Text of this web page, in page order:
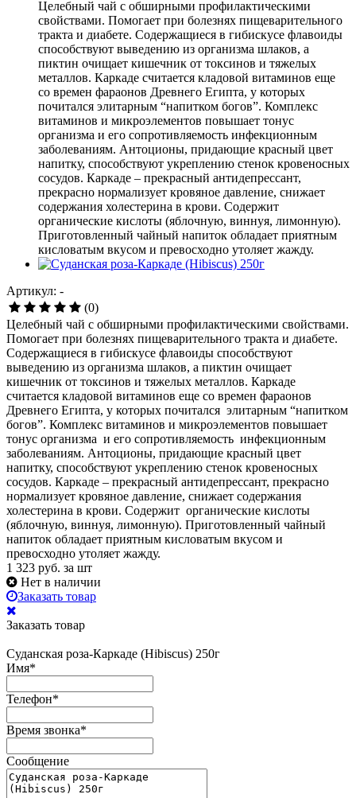
Целебный чай с обширными профилактическими
свойствами. Помогает при болезнях пищеварительного
тракта и диабете. Содержащиеся в гибискусе флавоиды
способствуют выведению из организма шлаков, а
пиктин очищает кишечник от токсинов и тяжелых
металлов. Каркаде считается кладовой витаминов еще
со времен фараонов Древнего Египта, у которых
почитался элитарным “напитком богов”. Комплекс
витаминов и микроэлементов повышает тонус
организма и его сопротивляемость инфекционным
заболеваниям. Антоционы, придающие красный цвет
напитку, способствуют укреплению стенок кровеносных
сосудов. Каркаде – прекрасный антидепрессант,
прекрасно нормализует кровяное давление, снижает
содержания холестерина в крови. Содержит
органические кислоты (яблочную, виннуя, лимонную).
Приготовленный чайный напиток обладает приятным
кисловатым вкусом и превосходно утоляет жажду.
Артикул: -
(0)
Целебный чай с обширными профилактическими свойствами.
Помогает при болезнях пищеварительного тракта и диабете.
Содержащиеся в гибискусе флавоиды способствуют
выведению из организма шлаков, а пиктин очищает
кишечник от токсинов и тяжелых металлов. Каркаде
считается кладовой витаминов еще со времен фараонов
Древнего Египта, у которых почитался элитарным “напитком
богов”. Комплекс витаминов и микроэлементов повышает
тонус организма и его сопротивляемость инфекционным
заболеваниям. Антоционы, придающие красный цвет
напитку, способствуют укреплению стенок кровеносных
сосудов. Каркаде – прекрасный антидепрессант, прекрасно
нормализует кровяное давление, снижает содержания
холестерина в крови. Содержит органические кислоты
(яблочную, виннуя, лимонную). Приготовленный чайный
напиток обладает приятным кисловатым вкусом и
превосходно утоляет жажду.
1 323 руб. за шт
Нет в наличии
Заказать товар
Заказать товар
Cуданская роза-Каркаде (Hibiscus) 250г
Имя*
Телефон*
Время звонка*
Сообщение